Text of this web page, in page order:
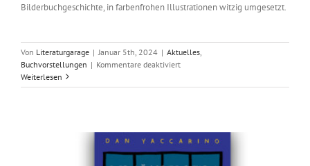
Bilderbuchgeschichte, in farbenfrohen Illustrationen witzig umgesetzt.
Von Literaturgarage | Januar 5th, 2024 | Aktuelles
Buchvorstellungen | Kommentare deaktiviertfür
Superfreunde
Superkräfte
Weiterlesen